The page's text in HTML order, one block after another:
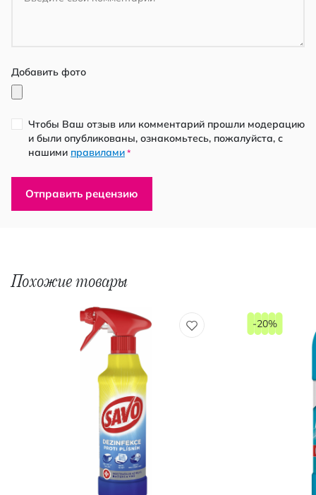
Добавить фото
Чтобы Ваш отзыв или комментарий прошли модерацию
и были опубликованы, ознакомьтесь, пожалуйста, с
нашими правилами *
Отправить рецензию
Похожие товары
-20%